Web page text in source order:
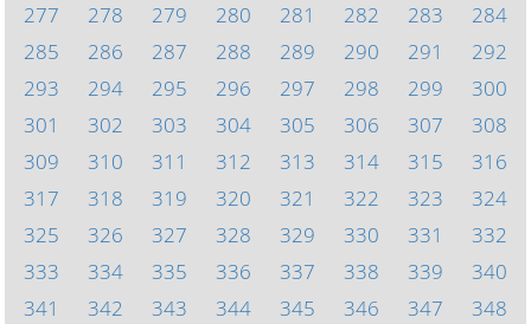
277
278 279 280 281 282 283
284
285
286 287 288 289 290 291
292
293
294 295 296 297 298 299
300
301
302 303 304 305 306 307
308
309
310 311 312 313 314 315
316
317
318 319 320 321 322 323
324
325
326 327 328 329 330 331
332
333
334 335 336 337 338 339
340
341
342 343 344 345 346 347
348